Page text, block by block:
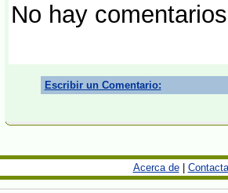
No hay
Escribir un Comentario:
Acerca de|